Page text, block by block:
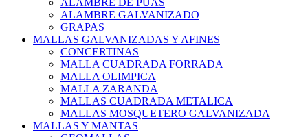
ALAMBRE DE PUAS
ALAMBRE GALVANIZADO
GRAPAS
MALLAS GALVANIZADAS Y AFINES
CONCERTINAS
MALLA CUADRADA FORRADA
MALLA OLIMPICA
MALLA ZARANDA
MALLAS CUADRADA METALICA
MALLAS MOSQUETERO GALVANIZADA
MALLAS Y MANTAS